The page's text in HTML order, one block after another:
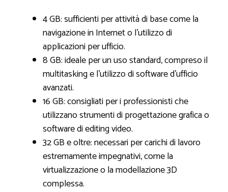
4 GB: sufficienti per attività di base come la
navigazione in Internet o l’utilizzo di
applicazioni per ufficio.
8 GB: ideale per un uso standard, compreso il
multitasking e l’utilizzo di software d’ufficio
avanzati.
16 GB: consigliati per i professionisti che
utilizzano strumenti di progettazione grafica o
software di editing video.
32 GB e oltre: necessari per carichi di lavoro
estremamente impegnativi, come la
virtualizzazione o la modellazione 3D
complessa.